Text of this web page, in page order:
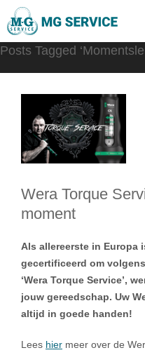
Posts Tagged
Wera Torque
moment
Als allereerste in Europa
gecertificeerd om
‘Wera Torque Service’,
jouw gereedschap. Uw
altijd in goede handen!
Lees hier meer over de